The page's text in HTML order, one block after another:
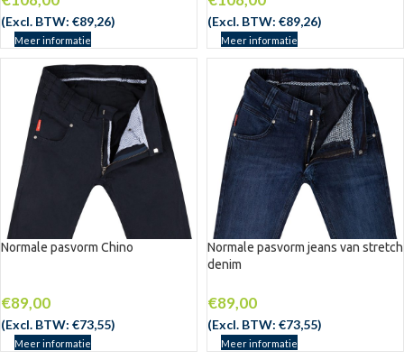
(Excl. BTW: €89,26)
Meer informatie
(Excl. BTW: €89,26)
Meer informatie
Normale pasvorm Chino
€89,00
(Excl. BTW: €73,55)
Meer informatie
UITV
Normale pasvorm jeans van stretch
denim
€89,00
(Excl. BTW: €73,55)
Meer informatie